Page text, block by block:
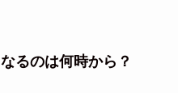
るのは何時から？